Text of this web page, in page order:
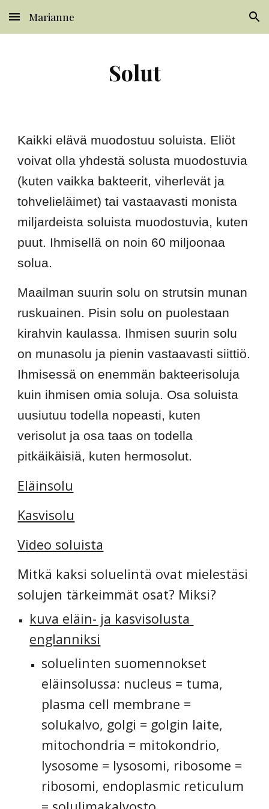
Skip to main content Skip to navigation
Marianne
Solut
Kaikki elävä muodostuu soluista. Eliöt
voivat olla yhdestä solusta muodostuvia
(kuten vaikka bakteerit, viherlevät ja
tohvelieläimet) tai vastaavasti monista
miljardeista soluista muodostuvia, kuten
puut. Ihmisellä on noin 60 miljoonaa
solua.
Maailman suurin solu on strutsin munan
ruskuainen. Pisin solu on puolestaan
kirahvin kaulassa. Ihmisen suurin solu
on munasolu ja pienin vastaavasti siittiö.
Ihmisessä on enemmän bakteerisoluja
kuin ihmisen omia soluja. Osa soluista
uusiutuu todella nopeasti, kuten
verisolut ja osa taas on todella
pitkäikäisiä, kuten hermosolut.
Eläinsolu
Kasvisolu
Video soluista
Mitkä kaksi soluelintä ovat mielestäsi
solujen tärkeimmät osat? Miksi?
kuva eläin- ja kasvisolusta
englanniksi
soluelinten suomennokset
eläinsolussa: nucleus = tuma,
plasma cell membrane =
solukalvo, golgi = golgin laite,
mitochondria = mitokondrio,
lysosome = lysosomi, ribosome =
ribosomi, endoplasmic reticulum